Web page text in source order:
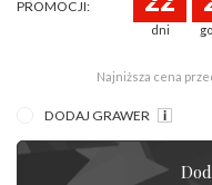
PROMOCJI:
dni
Najniższa cena
DODAJ GRAWER